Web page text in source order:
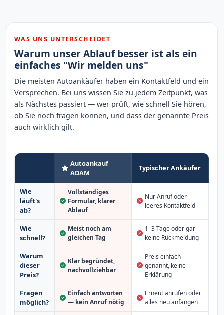
WAS UNS UNTERSCHEIDET
Warum unser Ablauf besser ist als ein
einfaches "Wir melden uns"
Die meisten Autoankäufer haben ein Kontaktfeld und ein
Versprechen. Bei uns wissen Sie zu jedem Zeitpunkt, was
als Nächstes passiert — wer prüft, wie schnell Sie hören,
ob Sie noch fragen können, und dass der genannte Preis
auch wirklich gilt.
Autoankauf
ADAM
Typischer Ankäufer
Wie
läuft's
ab?
Vollständiges
Formular, klarer
Ablauf
Nur Anruf oder
leeres Kontaktfeld
Wie
schnell?
Meist noch am
gleichen Tag
1–3 Tage oder gar
keine Rückmeldung
Warum
dieser
Preis?
Klar begründet,
nachvollziehbar
Preis einfach
genannt, keine
Erklärung
Fragen
möglich?
Einfach antworten
— kein Anruf nötig
Erneut anrufen oder
alles neu anfangen